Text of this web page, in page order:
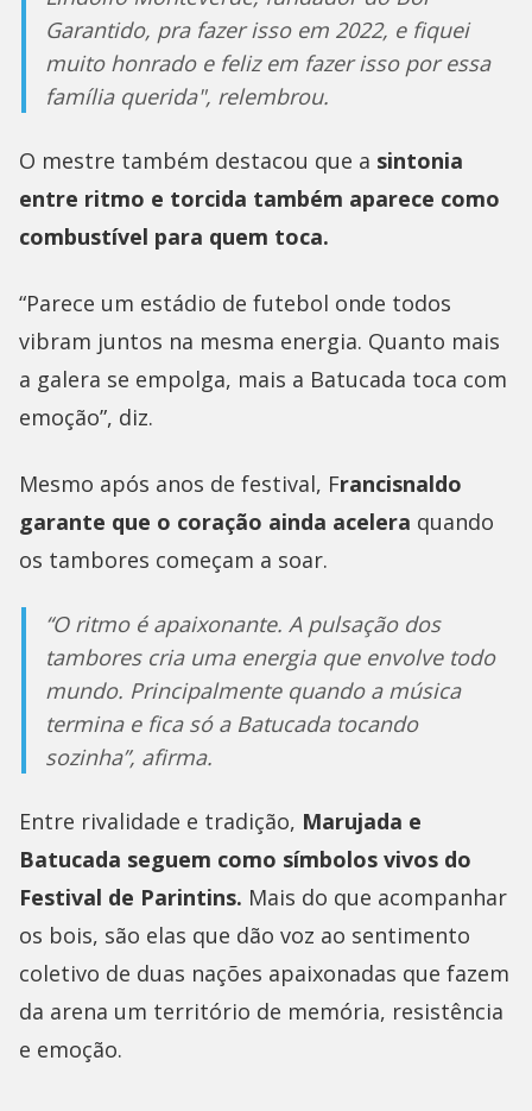
Garantido, pra fazer isso em 2022, e fiquei
muito honrado e feliz em fazer isso por essa
família querida", relembrou.
O mestre também destacou que a sintonia
entre ritmo e torcida também aparece como
combustível para quem toca.
“Parece um estádio de futebol onde todos
vibram juntos na mesma energia. Quanto mais
a galera se empolga, mais a Batucada toca com
emoção”, diz.
Mesmo após anos de festival, Francisnaldo
garante que o coração ainda acelera quando
os tambores começam a soar.
“O ritmo é apaixonante. A pulsação dos
tambores cria uma energia que envolve todo
mundo. Principalmente quando a música
termina e fica só a Batucada tocando
sozinha”, afirma.
Entre rivalidade e tradição, Marujada e
Batucada seguem como símbolos vivos do
Festival de Parintins. Mais do que acompanhar
os bois, são elas que dão voz ao sentimento
coletivo de duas nações apaixonadas que fazem
da arena um território de memória, resistência
e emoção.